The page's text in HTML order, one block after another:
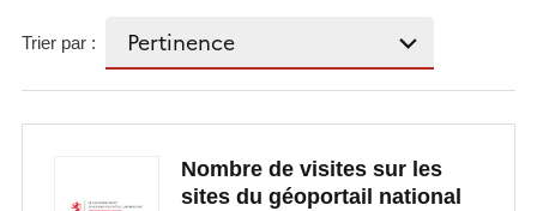
Trier par :
Nombre de visites sur les
sites du géoportail national